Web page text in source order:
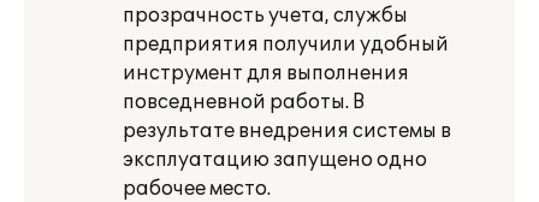
прозрачность учета, службы
предприятия получили удобный
инструмент для выполнения
повседневной работы. В
результате внедрения системы в
эксплуатацию запущено одно
рабочее место.